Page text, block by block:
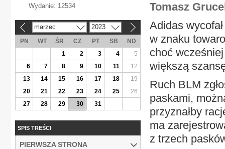
Tomasz
Adidas
w znaku
choć
większą
Ruch BLM
paskami,
przyznałby
ma
z trzech
Wydanie: 12534
marzec 2023
PN WT ŚR CZ PT SB
ND
1
2 3 4
5
6
7 8 9 10 11
12
13
14 15 16 17 18
19
20
21 22 23 24 25
26
27
28 29 30 31
SPIS TREŚCI
PIERWSZA STRONA